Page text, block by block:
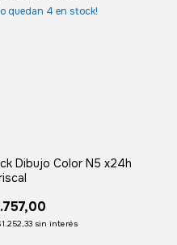
quedan 4 en stock!
Dibujo Color N5 x24h
sin interés